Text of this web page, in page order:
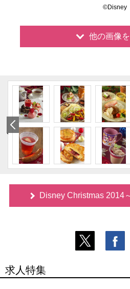
©Disney
他の画像
Disney Christmas 2014
求人特集